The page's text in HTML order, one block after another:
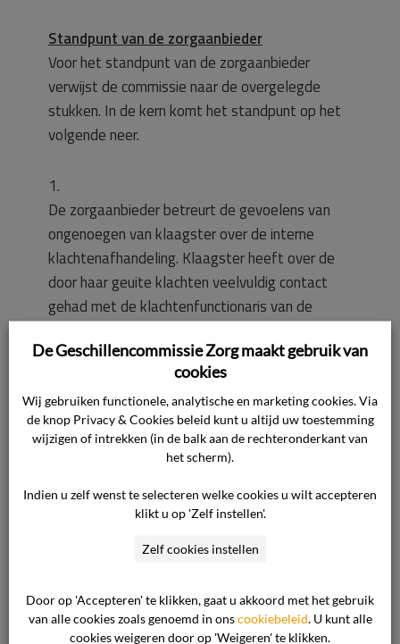
Standpunt van de zorgaanbieder
Voor het standpunt van de zorgaanbieder
verwijst de commissie naar de overgelegde
stukken. In de kern komt het standpunt op het
volgende neer.
1.
De zorgaanbieder betreurt de gevoelens van
ongenoegen van klaagster over de interne
klachtenafhandeling. Klaagster heeft over de
door haar geuite klachten veelvuldig contact
gehad met de klachtenfunctionaris van de
signalen van klaagster over zaken die niet goed
gegaan zouden zijn serieus genomen en die
signalen zorgvuldig laten onderzoeken. Hiervoor
is een onderzoekscommissie ingesteld, die
bestond uit onafhankelijke leden afkomstig uit
onderzoek is verricht volgens de PRISMA-
methodiek. De uitkomsten hiervan heeft de
zorgaanbieder benut voor reflectie op zijn
De zorgaanbieder heeft met zijn brief van 11
De Geschillencommissie Zorg maakt gebruik van
cookies
Wij gebruiken functionele, analytische en marketing cookies. Via
de knop Privacy & Cookies beleid kunt u altijd uw toestemming
wijzigen of intrekken (in de balk aan de rechteronderkant van
het scherm).
Indien u zelf wenst te selecteren welke cookies u wilt accepteren
klikt u op 'Zelf instellen'.
Zelf cookies instellen
Door op 'Accepteren' te klikken, gaat u akkoord met het gebruik
van alle cookies zoals genoemd in onscookiebeleid. U kunt alle
cookies weigeren door op 'Weigeren' te klikken.